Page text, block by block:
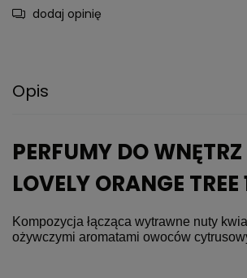
dodaj opinię
Opis
PERFUMY DO
LOVELY ORANGE
Kompozycja łącząca wytrawne nuty
ożywczymi aromatami owoców